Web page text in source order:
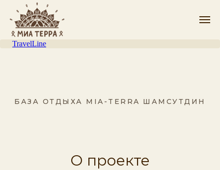
TravelLine
БАЗА ОТДЫХА MIA-TERRA ШАМСУТДИН
О проекте